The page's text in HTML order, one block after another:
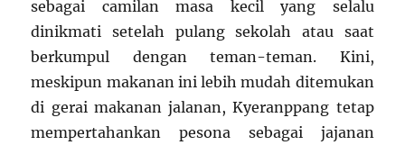
sebagai camilan masa kecil yang selalu
dinikmati setelah pulang sekolah atau saat
berkumpul dengan teman-teman. Kini,
meskipun makanan ini lebih mudah ditemukan
di gerai makanan jalanan, Kyeranppang tetap
mempertahankan pesona sebagai jajanan